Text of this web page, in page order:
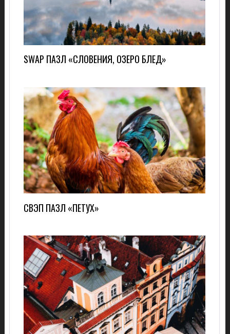
SWAP ПАЗЛ «СЛОВЕНИЯ, ОЗЕРО БЛЕД»
СВЭП ПАЗЛ «ПЕТУХ»